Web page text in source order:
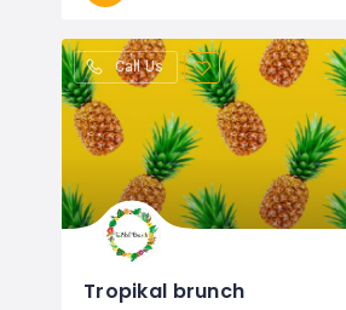
Call Us
Tropikal brunch